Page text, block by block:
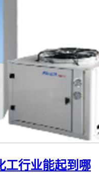
工行业能起到哪